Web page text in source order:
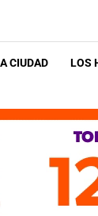
CIUDAD LOS